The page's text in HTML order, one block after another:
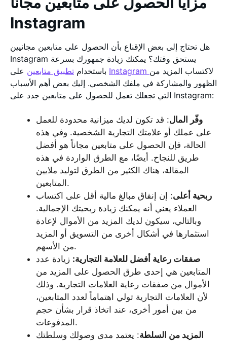
Instagram
هل تحتاج إلى بعض الإقناع بأن الحصول على متابعين مجانيين
Instagram يستحق وقتك؟ يمكنك زيادة جمهورك بسرعة
باستخدام تطبيق متابعين Instagram لاكتساب المزيد من
الظهور والمشاركة في ملفك الشخصي. إليك بعض أهم الأسباب
التي تجعلك تعمل للحصول على متابعين جدد على Instagram:
وفّر المال: قد تكون لديك ميزانية محدودة للعمل
على عملك أو علامتك التجارية الشخصية. وفي هذه
الحالة، فإن الحصول على متابعين مجاناً هو أفضل
طريق للنجاح. أيضًا، مع الطرق الواردة في هذه
المقالة، هناك الكثير من الطرق لتوليد ملايين
المتابعين.
ربحية أعلى: إن إنفاق مبالغ مالية أقل على اكتساب
العملاء يعني أنه يمكنك زيادة ربحيتك الإجمالية.
وبالتالي، سيكون لديك المزيد من الأموال لإعادة
استثمارها في أشكال أخرى من التسويق أو المزيد
من الأسهم.
صفقات رعاية أفضل للعلامة التجارية: زيادة عدد
المتابعين هي إحدى طرق الحصول على المزيد من
الأموال من صفقات رعاية العلامات التجارية. وذلك
لأن العلامات التجارية تولي اهتماماً لعدد المتابعين،
من بين أمور أخرى، عند اتخاذ قرار بشأن حجم
المدفوعات.
المزيد من السلطة: يعتمد مدى وصولك وسلطتك